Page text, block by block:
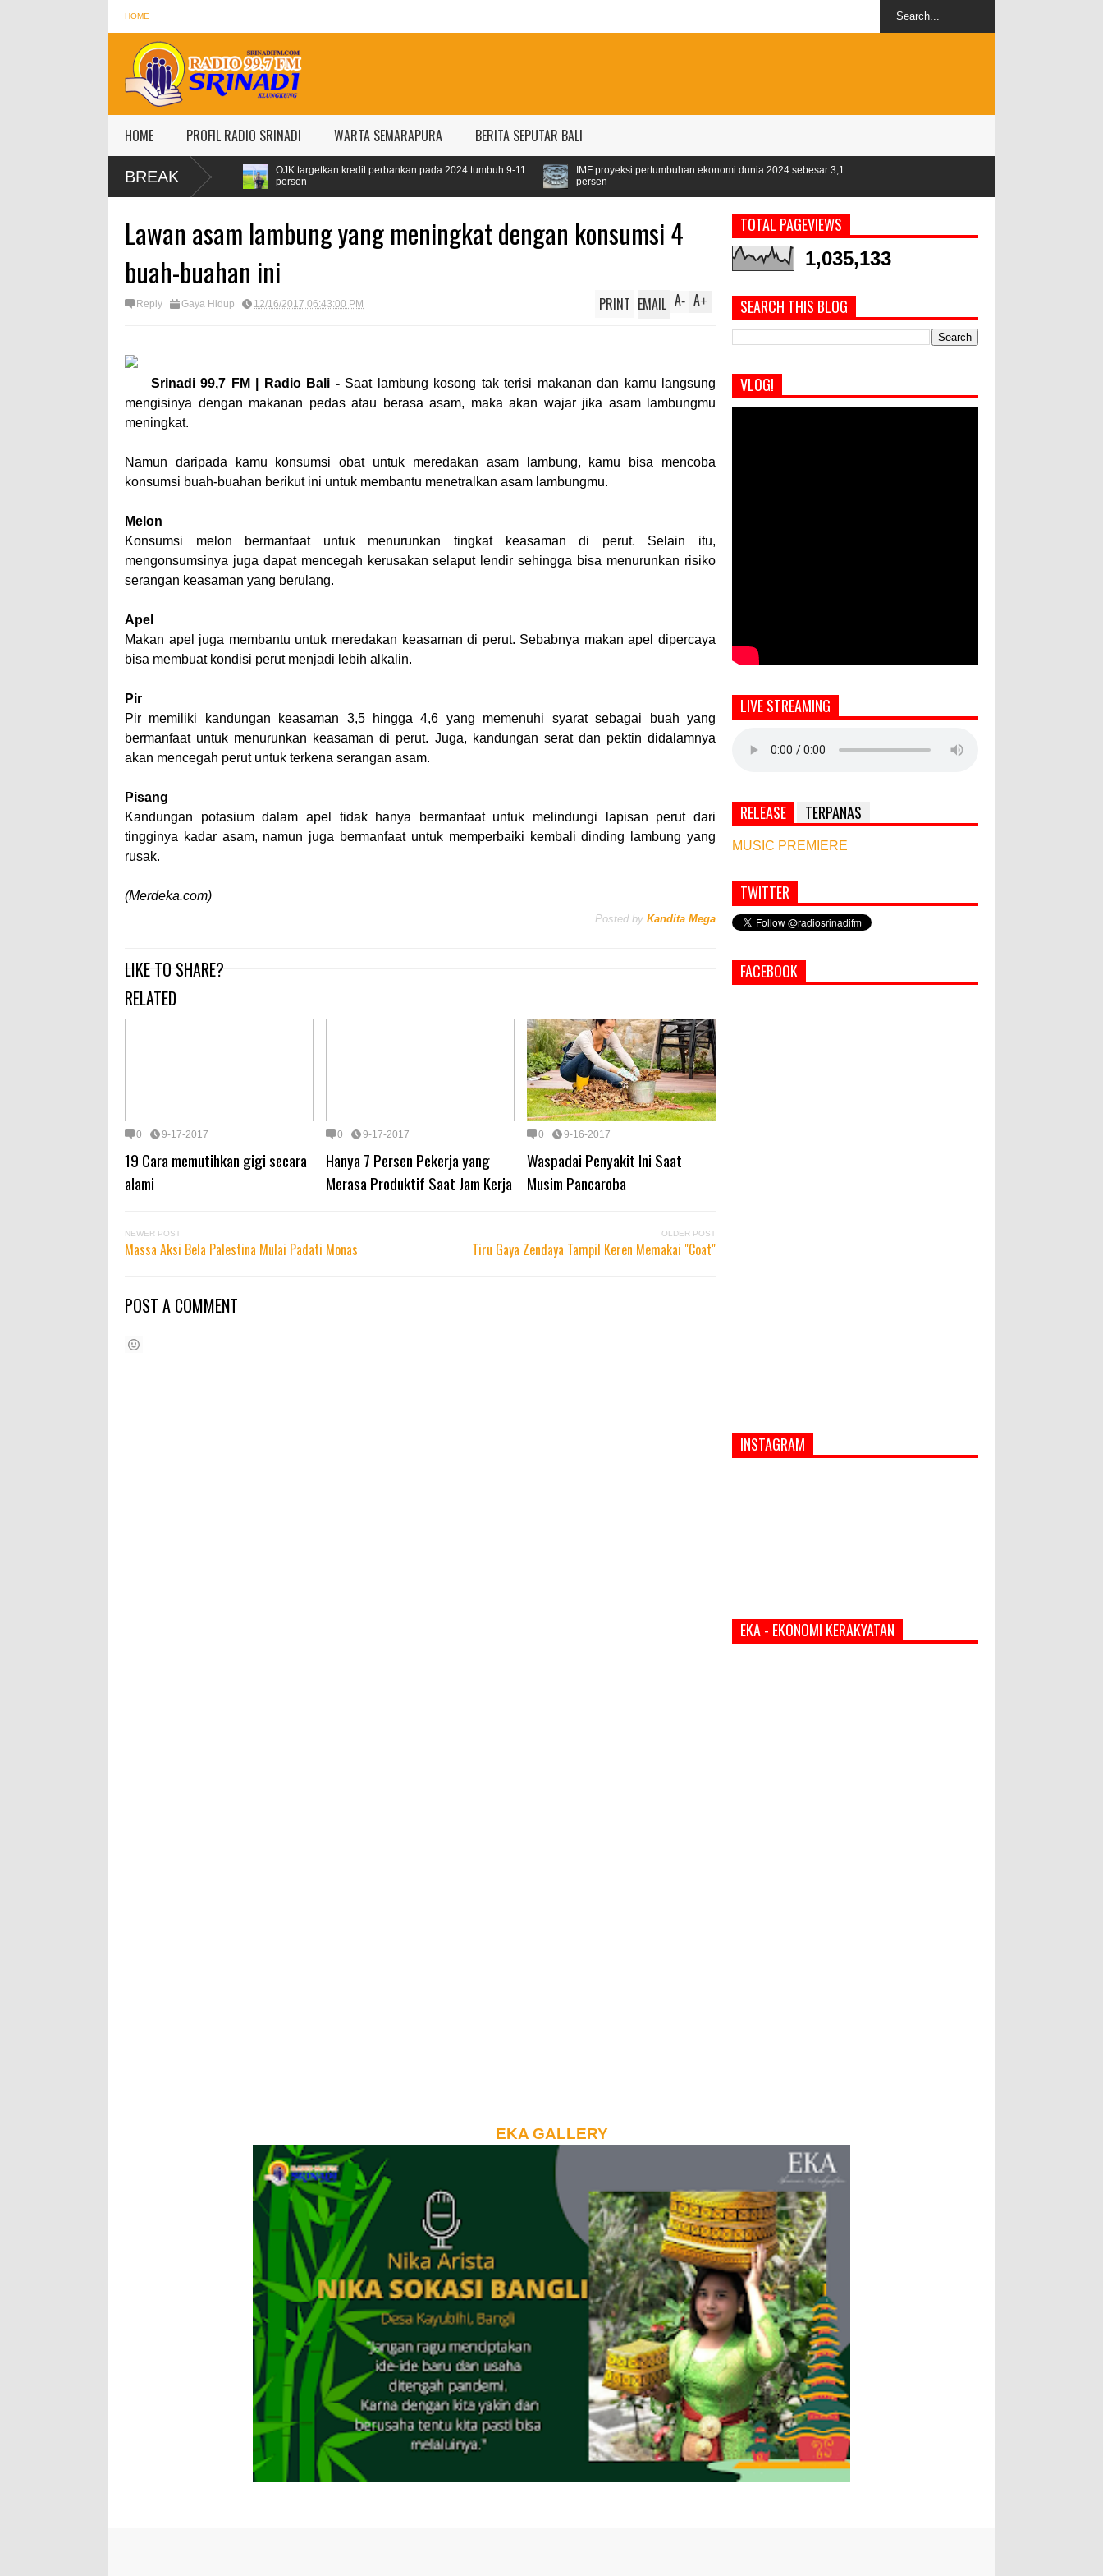
HOME
HOME PROFIL RADIO SRINADI WARTA SEMARAPURA BERITA SEPUTAR BALI
BREAK
Konsumsi Pertamax Naik 99
OJK targetkan kredit perbankan pada 2024 tumbuh 9-11
persen
IMF proyeksi pertumbuhan ekonomi dunia 2024 sebesar 3,1
Lawan asam lambung yang meningkat dengan konsumsi 4
buah-buahan ini
Reply Gaya Hidup 12/16/2017 06:43:00 PM A+
A-
PRINT EMAIL
Srinadi 99,7 FM | Radio Bali - Saat lambung kosong tak terisi makanan dan kamu langsung
mengisinya dengan makanan pedas atau berasa asam, maka akan wajar jika asam lambungmu
meningkat.
Namun daripada kamu konsumsi obat untuk meredakan asam lambung, kamu bisa mencoba
konsumsi buah-buahan berikut ini untuk membantu menetralkan asam lambungmu.
Melon
Konsumsi melon bermanfaat untuk menurunkan tingkat keasaman di perut. Selain itu,
mengonsumsinya juga dapat mencegah kerusakan selaput lendir sehingga bisa menurunkan risiko
serangan keasaman yang berulang.
Apel
Makan apel juga membantu untuk meredakan keasaman di perut. Sebabnya makan apel dipercaya
bisa membuat kondisi perut menjadi lebih alkalin.
Pir
Pir memiliki kandungan keasaman 3,5 hingga 4,6 yang memenuhi syarat sebagai buah yang
bermanfaat untuk menurunkan keasaman di perut. Juga, kandungan serat dan pektin didalamnya
akan mencegah perut untuk terkena serangan asam.
Pisang
Kandungan potasium dalam apel tidak hanya bermanfaat untuk melindungi lapisan perut dari
tingginya kadar asam, namun juga bermanfaat untuk memperbaiki kembali dinding lambung yang
rusak.
(Merdeka.com)
Posted by Kandita Mega
LIKE TO SHARE?
RELATED
0 9-17-2017
19 Cara memutihkan gigi secara
alami
0 9-17-2017
Hanya 7 Persen Pekerja yang
Merasa Produktif Saat Jam Kerja
0 9-16-2017
Waspadai Penyakit Ini Saat
Musim Pancaroba
NEWER POST
Massa Aksi Bela Palestina Mulai Padati Monas
OLDER POST
Tiru Gaya Zendaya Tampil Keren Memakai "Coat"
POST A COMMENT
TOTAL PAGEVIEWS
1,035,133
SEARCH THIS BLOG
VLOG!
LIVE STREAMING
RELEASE TERPANAS
MUSIC PREMIERE
Simbol Persahabatan, RI Bangun Islamic Centre
di Afghanistan
PASAR MURAH
TWITTER
FACEBOOK
INSTAGRAM
EKA - EKONOMI KERAKYATAN
EKA GALLERY